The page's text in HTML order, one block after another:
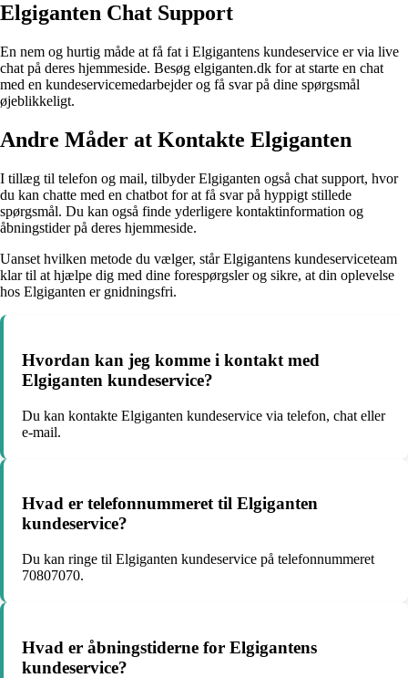
Elgiganten Chat Support
En nem og hurtig måde at få fat i Elgigantens kundeservice er via live
chat på deres hjemmeside. Besøg elgiganten.dk for at starte en chat
med en kundeservicemedarbejder og få svar på dine spørgsmål
øjeblikkeligt.
Andre Måder at Kontakte Elgiganten
I tillæg til telefon og mail, tilbyder Elgiganten også chat support, hvor
du kan chatte med en chatbot for at få svar på hyppigt stillede
spørgsmål. Du kan også finde yderligere kontaktinformation og
åbningstider på deres hjemmeside.
Uanset hvilken metode du vælger, står Elgigantens kundeserviceteam
klar til at hjælpe dig med dine forespørgsler og sikre, at din oplevelse
hos Elgiganten er gnidningsfri.
Hvordan kan jeg komme i kontakt med
Elgiganten kundeservice?
Du kan kontakte Elgiganten kundeservice via telefon, chat eller
e-mail.
Hvad er telefonnummeret til Elgiganten
kundeservice?
Du kan ringe til Elgiganten kundeservice på telefonnummeret
70807070.
Hvad er åbningstiderne for Elgigantens
kundeservice?